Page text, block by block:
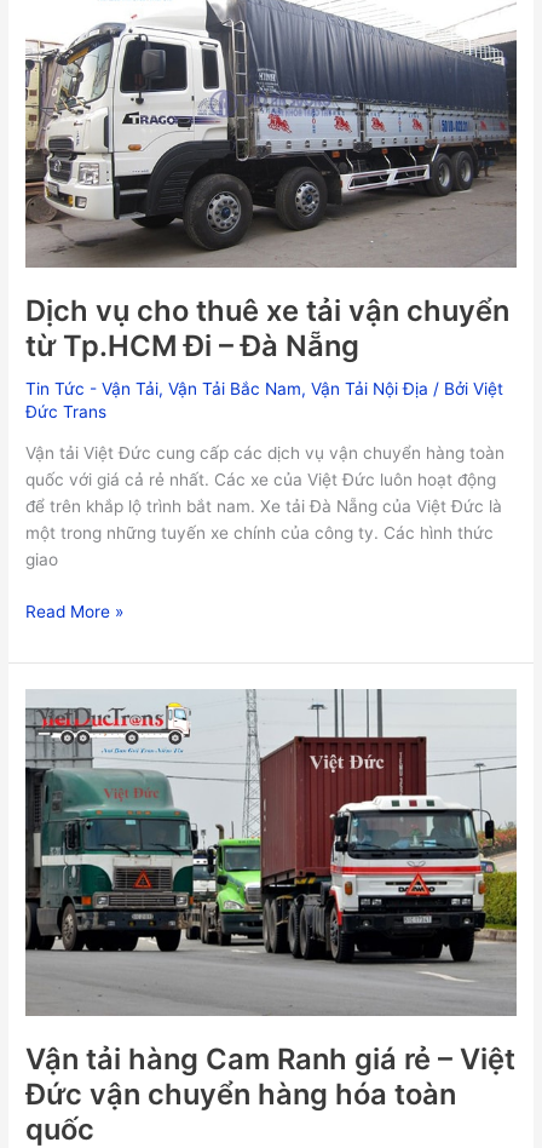
Dịch vụ cho thuê xe tải vận chuyển
từ Tp.HCM Đi – Đà Nẵng
Tin Tức - Vận Tải,Vận Tải Bắc Nam,Vận Tải Nội Địa / BởiViệt
Đức Trans
Vận tải Việt Đức cung cấp các dịch vụ vận chuyển hàng toàn
quốc với giá cả rẻ nhất. Các xe của Việt Đức luôn hoạt động
để trên khắp lộ trình bắt nam. Xe tải Đà Nẵng của Việt Đức là
một trong những tuyến xe chính của công ty. Các hình thức
giao
xe
tải
vận
chuyển
từ
Tp.HCM
Đi
Đà
Nẵng
Read More »
Vận tải hàng Cam Ranh giá rẻ – Việt
Đức vận chuyển hàng hóa toàn
quốc
tải
hàng
Cam
Ranh
giá
–
Việt
Đức
hàng
hóa
toàn
quốc